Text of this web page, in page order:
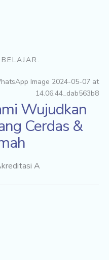
Wujudkan
Cerdas &
A